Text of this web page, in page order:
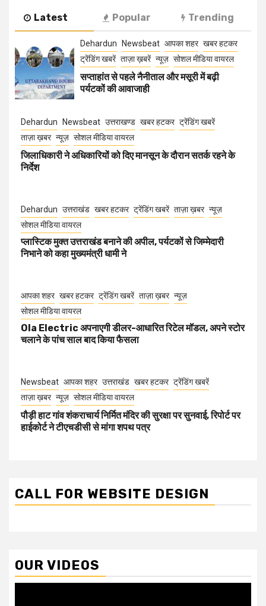
Latest Popular Trending
Dehardun Newsbeat आपका शहर खबर हटकर
ट्रेंडिंग खबरें ताज़ा ख़बरें न्यूज़ सोशल मीडिया वायरल
सप्ताहांत से पहले नैनीताल और मसूरी में बढ़ी
पर्यटकों की आवाजाही
Dehardun Newsbeat उत्तराखण्ड खबर हटकर ट्रेंडिंग खबरें
ताज़ा ख़बर न्यूज़ सोशल मीडिया वायरल
जिलाधिकारी ने अधिकारियों को दिए मानसून के दौरान सतर्क रहने के
निर्देश
Dehardun उत्तराखंड खबर हटकर ट्रेंडिंग खबरें ताज़ा ख़बर न्यूज़
सोशल मीडिया वायरल
प्लास्टिक मुक्त उत्तराखंड बनाने की अपील, पर्यटकों से जिम्मेदारी
निभाने को कहा मुख्यमंत्री धामी ने
आपका शहर खबर हटकर ट्रेंडिंग खबरें ताज़ा ख़बर न्यूज़
सोशल मीडिया वायरल
Ola Electric अपनाएगी डीलर-आधारित रिटेल मॉडल, अपने स्टोर
चलाने के पांच साल बाद किया फैसला
Newsbeat आपका शहर उत्तराखंड खबर हटकर ट्रेंडिंग खबरें
ताज़ा ख़बर न्यूज़ सोशल मीडिया वायरल
पौड़ी हाट गांव शंकराचार्य निर्मित मंदिर की सुरक्षा पर सुनवाई, रिपोर्ट पर
हाईकोर्ट ने टीएचडीसी से मांगा शपथ पत्र
CALL FOR WEBSITE DESIGN
OUR VIDEOS